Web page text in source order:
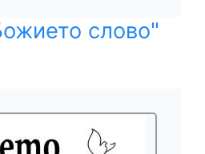
слово"